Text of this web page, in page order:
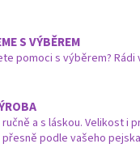
S VÝBĚREM
pomoci s výběrem? Rádi
a s láskou. Velikost i
podle vašeho